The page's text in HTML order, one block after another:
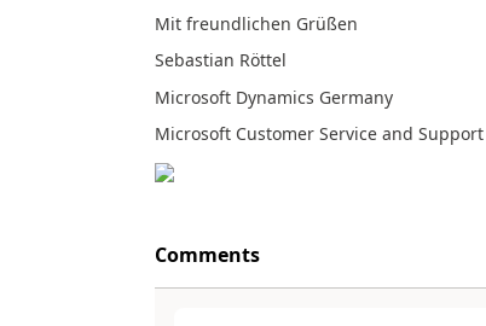
Mit freundlichen Grüßen
Sebastian Röttel
Microsoft Dynamics Germany
Microsoft Customer Service and Support
Comments